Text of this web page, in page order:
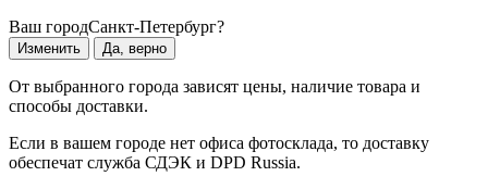
Ваш городСанкт-Петербург?
Изменить Да, верно
От выбранного города зависят цены, наличие товара и
способы доставки.
Если в вашем городе нет офиса фотосклада, то доставку
обеспечат служба СДЭК и DPD Russia.